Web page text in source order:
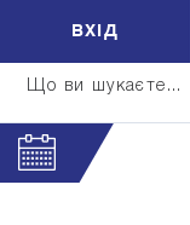
Що ви шукаєте...
ВXIД